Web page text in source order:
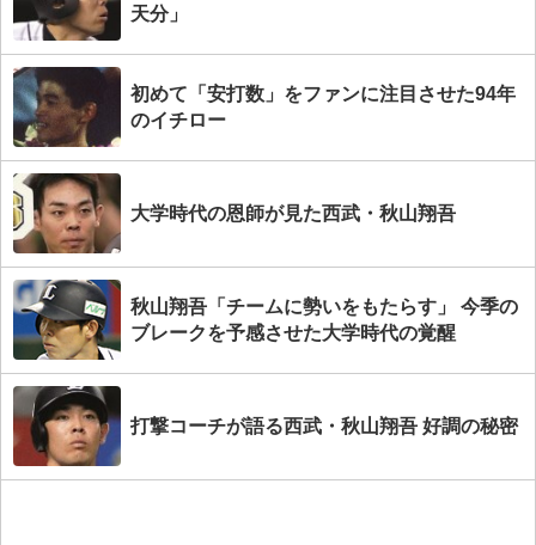
天分」
初めて「安打数」をファンに注目させた94年
のイチロー
大学時代の恩師が見た西武・秋山翔吾
秋山翔吾「チームに勢いをもたらす」 今季の
ブレークを予感させた大学時代の覚醒
打撃コーチが語る西武・秋山翔吾 好調の秘密